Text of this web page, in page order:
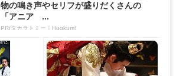
物の鳴き声やセリフが盛りだくさんの
「アニア ...
PR(タカラトミー｜Hugkum)